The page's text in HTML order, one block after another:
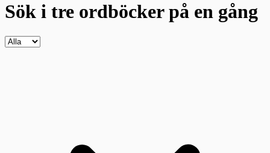
Sök i tre ordböckerpå en gång